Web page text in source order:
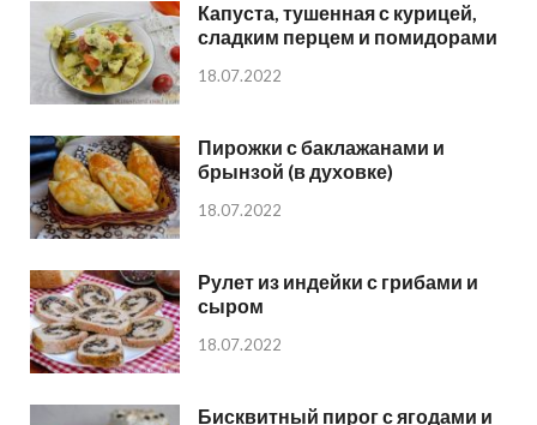
Капуста, тушенная с курицей,
сладким перцем и помидорами
18.07.2022
Пирожки с баклажанами и
брынзой (в духовке)
18.07.2022
Рулет из индейки с грибами и
сыром
18.07.2022
Бисквитный пирог с ягодами и